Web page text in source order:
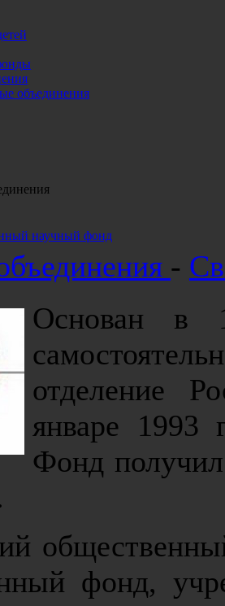
объединения
научный фонд
-
Основан в
отделение
январе 1993
Фонд
фонд,